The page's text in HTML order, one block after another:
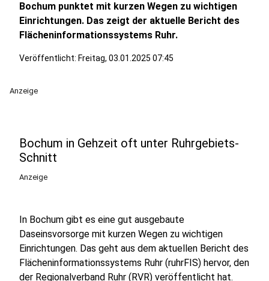
Bochum punktet mit kurzen Wegen zu wichtigen
Einrichtungen. Das zeigt der aktuelle Bericht des
Flächeninformationssystems Ruhr.
Veröffentlicht: Freitag, 03.01.2025 07:45
Anzeige
Bochum in Gehzeit oft unter Ruhrgebiets-
Schnitt
Anzeige
In Bochum gibt es eine gut ausgebaute
Daseinsvorsorge mit kurzen Wegen zu wichtigen
Einrichtungen. Das geht aus dem aktuellen Bericht des
Flächeninformationssystems Ruhr (ruhrFIS) hervor, den
der Regionalverband Ruhr (RVR) veröffentlicht hat.